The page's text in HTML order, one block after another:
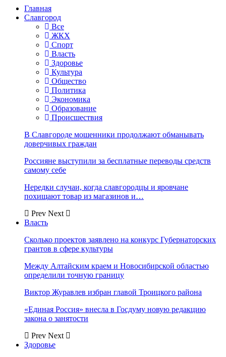
Главная
Славгород
Все
ЖКХ
Спорт
Власть
Здоровье
Культура
Общество
Политика
Экономика
Образование
Происшествия
В Славгороде мошенники продолжают обманывать
доверчивых граждан
Россияне выступили за бесплатные переводы средств
самому себе
Нередки случаи, когда славгородцы и яровчане
похищают товар из магазинов и…
Prev Next
Власть
Сколько проектов заявлено на конкурс Губернаторских
грантов в сфере культуры
Между Алтайским краем и Новосибирской областью
определили точную границу
Виктор Журавлев избран главой Троицкого района
«Единая Россия» внесла в Госдуму новую редакцию
закона о занятости
Prev Next
Здоровье